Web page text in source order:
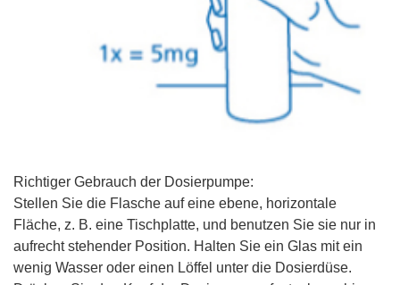
Richtiger Gebrauch der Dosierpumpe:
Stellen Sie die Flasche auf eine ebene, horizontale
Fläche, z. B. eine Tischplatte, und benutzen Sie sie nur in
aufrecht stehender Position. Halten Sie ein Glas mit ein
wenig Wasser oder einen Löffel unter die Dosierdüse.